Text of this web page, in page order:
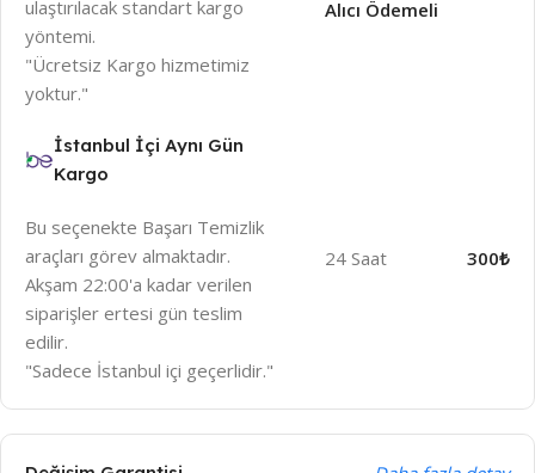
ulaştırılacak standart kargo
yöntemi.
"Ücretsiz Kargo hizmetimiz
yoktur."
Alıcı Ödemeli
İstanbul İçi Aynı Gün
Kargo
Bu seçenekte Başarı Temizlik
araçları görev almaktadır.
Akşam 22:00'a kadar verilen
siparişler ertesi gün teslim
edilir.
"Sadece İstanbul içi geçerlidir."
24 Saat 300₺